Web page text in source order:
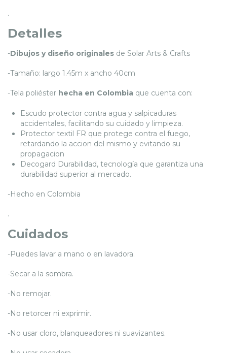
.
Detalles
-Dibujos y diseño originales de Solar Arts & Crafts
-Tamaño: largo 1.45m x ancho 40cm
-Tela poliéster hecha en Colombia que cuenta con:
Escudo protector contra agua y salpicaduras
accidentales, facilitando su cuidado y limpieza.
Protector textil FR que protege contra el fuego,
retardando la accion del mismo y evitando su
propagacion
Decogard Durabilidad, tecnología que garantiza una
durabilidad superior al mercado.
-Hecho en Colombia
.
Cuidados
-Puedes lavar a mano o en lavadora.
-Secar a la sombra.
-No remojar.
-No retorcer ni exprimir.
-No usar cloro, blanqueadores ni suavizantes.